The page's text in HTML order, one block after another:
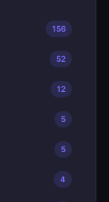
156
52
12
5
5
4